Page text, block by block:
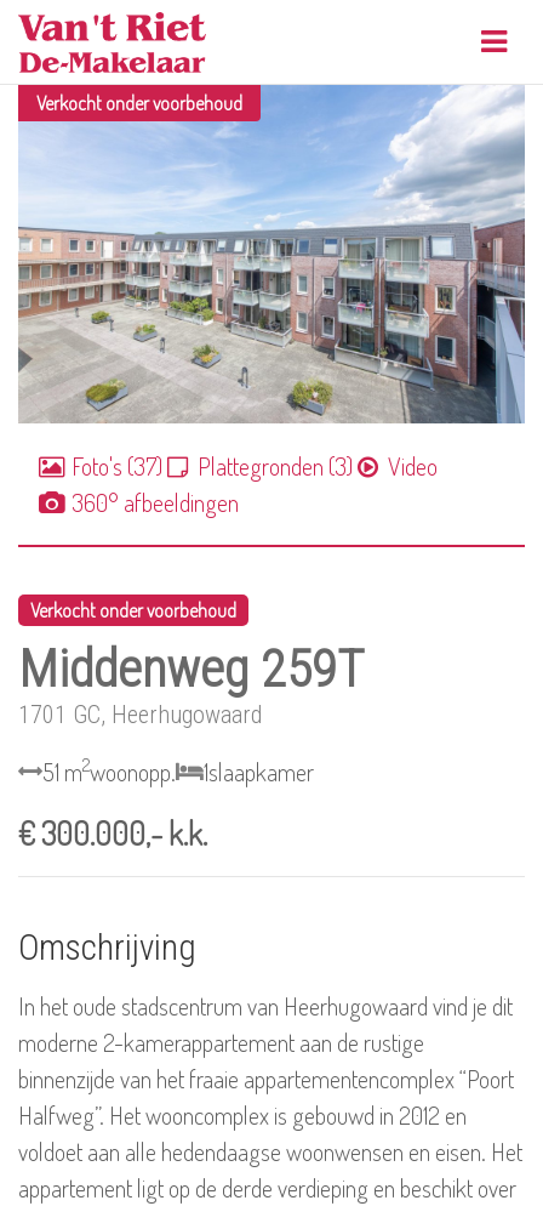
Verkocht onder voorbehoud
Foto's (37) Plattegronden (3)
Video
360° afbeeldingen
Verkocht onder voorbehoud
Middenweg 259T
1701 GC, Heerhugowaard
51 m2woonopp. 1slaapkamer
€ 300.000,- k.k.
Omschrijving
In het oude stadscentrum van Heerhugowaard vind je dit
moderne 2-kamerappartement aan de rustige
binnenzijde van het fraaie appartementencomplex “Poort
Halfweg”. Het wooncomplex is gebouwd in 2012 en
voldoet aan alle hedendaagse woonwensen en eisen. Het
appartement ligt op de derde verdieping en beschikt over